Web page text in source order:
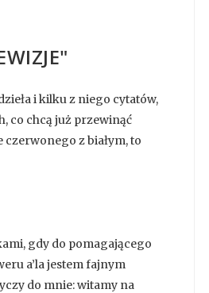
i kilku z niego cytatów,
co chcą już przewinąć
z białym, to
gdy do pomagającego
a’la jestem fajnym
do mnie: witamy na